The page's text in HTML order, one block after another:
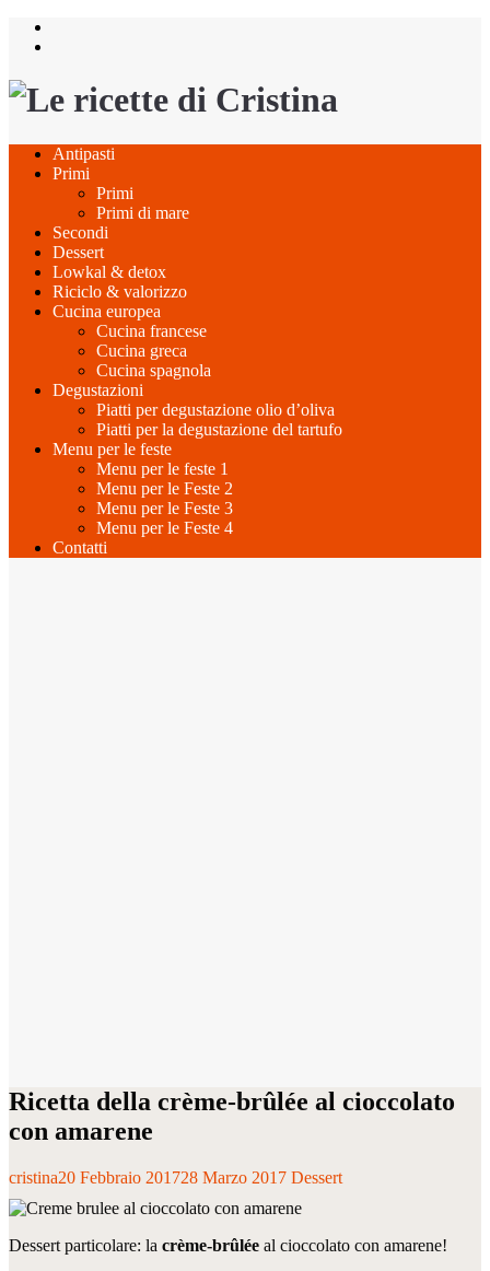
Salta
Antipasti
Primi
Primi
Primi di mare
Secondi
Dessert
Lowkal & detox
Riciclo & valorizzo
Cucina europea
Cucina francese
Cucina greca
Cucina spagnola
Degustazioni
Piatti per degustazione olio d’oliva
Piatti per la degustazione del tartufo
Menu per le feste
Menu per le feste 1
Menu per le Feste 2
Menu per le Feste 3
Menu per le Feste 4
Contatti
Ricetta della crème-brûlée al cioccolato
con amarene
cristina20 Febbraio 201728 Marzo 2017 Dessert
Dessert particolare: la crème-brûlée al cioccolato con amarene!